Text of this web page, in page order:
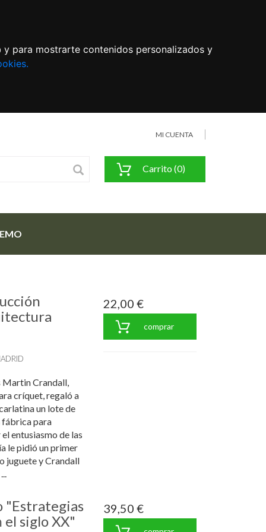
para mostrarte contenidos personalizados y
MI CUENTA
Carrito (0)
Martin Crandall,
críquet, regaló a
un lote de
fábrica para
entusiasmo de las
le pidió un primer
juguete y Crandall
22,00 €
comprar
"Estrategias
el siglo XX"
39,50 €